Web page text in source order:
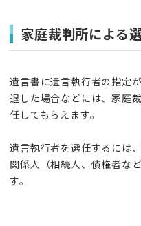
家庭裁判所による
遺言書に遺言執行者の指定
退した場合などには、家庭
任してもらえます。
遺言執行者を選任するには
関係人（相続人、債権者な
す。